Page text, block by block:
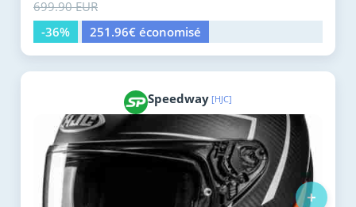
699.90 EUR
-36%
251.96€ économisé
Speedway [HJC]
+